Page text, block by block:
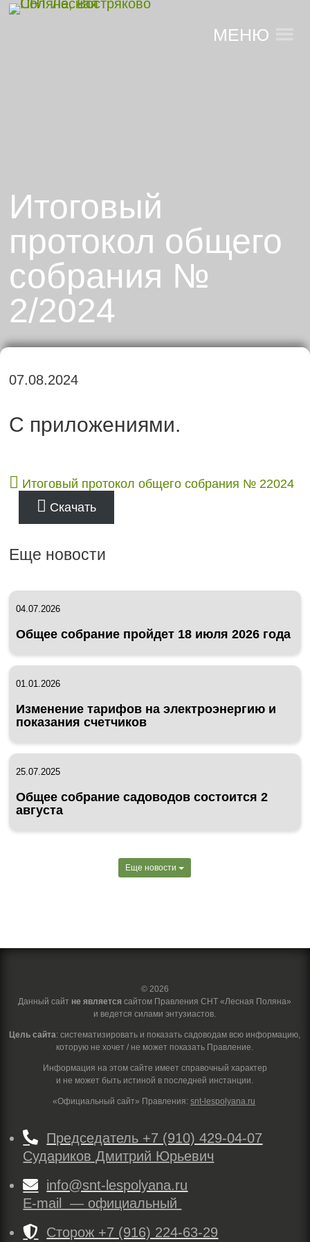
МЕНЮ
Итоговый
протокол общего
собрания №
2/2024
07.08.2024
С приложениями.
Итоговый протокол общего собрания № 22024
Скачать
Еще новости
04.07.2026
Общее собрание пройдет 18 июля 2026 года
01.01.2026
Изменение тарифов на электроэнергию и
показания счетчиков
25.07.2025
Общее собрание садоводов состоится 2
августа
Еще новости
© 2026
Данный сайт не является сайтом Правления СНТ «Лесная Поляна»
и ведется силами энтузиастов.
Цель сайта: систематизировать и показать садоводам всю информацию,
которую не хочет / не может показать Правление.
Информация на этом сайте имеет справочный характер
и не может быть истиной в последней инстанции.
«Официальный сайт» Правления: snt-lespolyana.ru
 Председатель +7 (910) 429-04-07
Судариков Дмитрий Юрьевич
 info@snt-lespolyana.ru
E-mail — официальный

Сторож +7 (916) 224-63-29